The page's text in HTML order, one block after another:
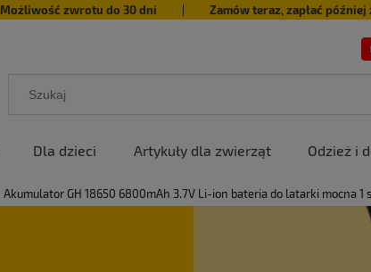
Możliwość zwrotu do 30 dni Zamów teraz, zapłać później
Dla dzieci Artykuły dla zwierząt Odzież i
Akumulator GH 18650 6800mAh 3.7V Li-ion bateria do latarki mocna 1